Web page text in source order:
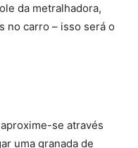
da metralhadora,
no carro – isso será o
se através
uma granada de